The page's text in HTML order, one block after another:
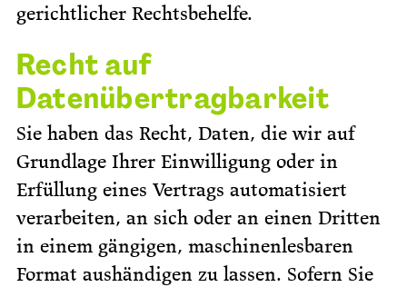
gerichtlicher Rechtsbehelfe.
Recht auf
Datenübertragbarkeit
Sie haben das Recht, Daten, die wir auf
Grundlage Ihrer Einwilligung oder in
Erfüllung eines Vertrags automatisiert
verarbeiten, an sich oder an einen Dritten
in einem gängigen, maschinenlesbaren
Format aushändigen zu lassen. Sofern Sie